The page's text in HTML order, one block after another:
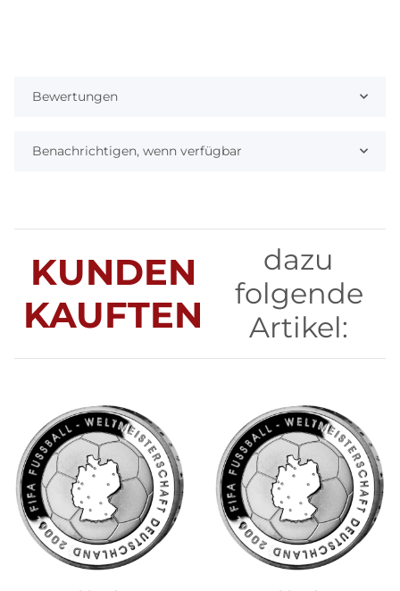
Bewertungen
Benachrichtigen, wenn verfügbar
KUNDEN
KAUFTEN
dazu
folgende
Artikel: